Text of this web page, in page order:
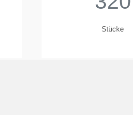
Stücke